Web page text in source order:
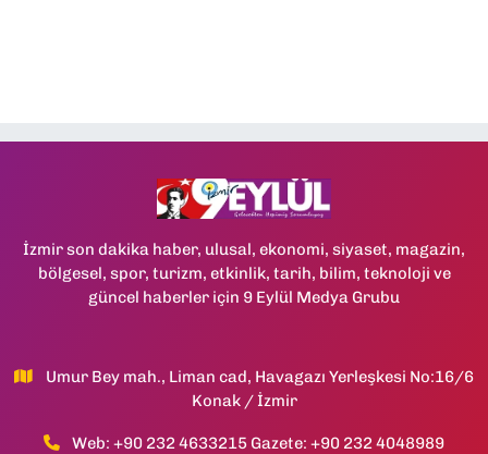
İzmir son dakika haber, ulusal, ekonomi, siyaset, magazin,
bölgesel, spor, turizm, etkinlik, tarih, bilim, teknoloji ve
güncel haberler için 9 Eylül Medya Grubu
Umur Bey mah., Liman cad, Havagazı Yerleşkesi No:16/6
Konak / İzmir
Web: +90 232 4633215 Gazete: +90 232 4048989